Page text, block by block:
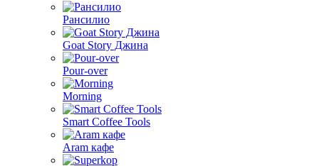
Рансилио
Goat Story Джина
Pour-over
Morning
Smart Coffee Tools
Aram кафе